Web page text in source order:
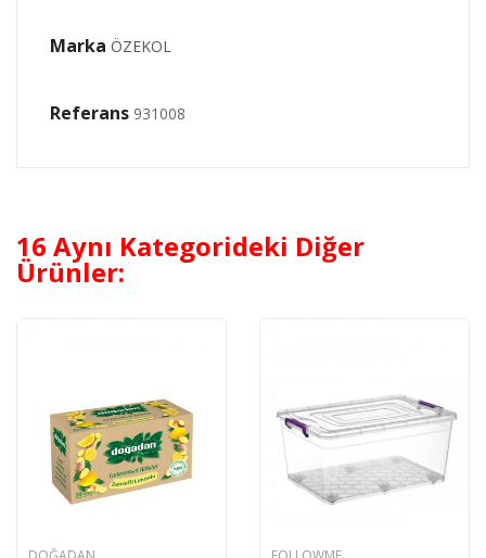
Marka ÖZEKOL
Referans 931008
16 Aynı Kategorideki Diğer
Ürünler: